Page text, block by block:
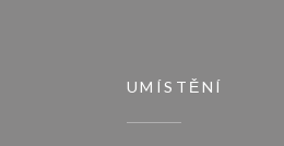
UMÍSTĚNÍ